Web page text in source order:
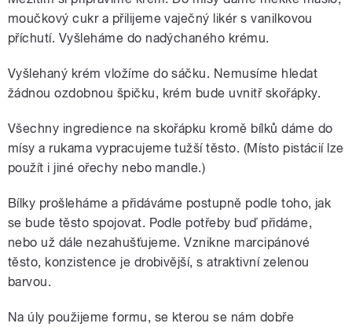
moučkový cukr a přilijeme vaječný likér s vanilkovou
příchutí. Vyšleháme do nadýchaného krému.
Vyšlehaný krém vložíme do sáčku. Nemusíme hledat
žádnou ozdobnou špičku, krém bude uvnitř skořápky.
Všechny ingredience na skořápku kromě bílků dáme do
mísy a rukama vypracujeme tužší těsto. (Místo pistácií lze
použít i jiné ořechy nebo mandle.)
Bílky prošleháme a přidáváme postupně podle toho, jak
se bude těsto spojovat. Podle potřeby buď přidáme,
nebo už dále nezahušťujeme. Vznikne marcipánové
těsto, konzistence je drobivější, s atraktivní zelenou
barvou.
Na úly použijeme formu, se kterou se nám dobře